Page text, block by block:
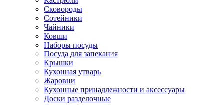
Сковороды
Сотейники
Чайники
Ковши
Наборы посуды
Посуда для запекания
Крышки
Кухонная утварь
Жаровни
Кухонные принадлежности и аксессуары
Доски разделочные